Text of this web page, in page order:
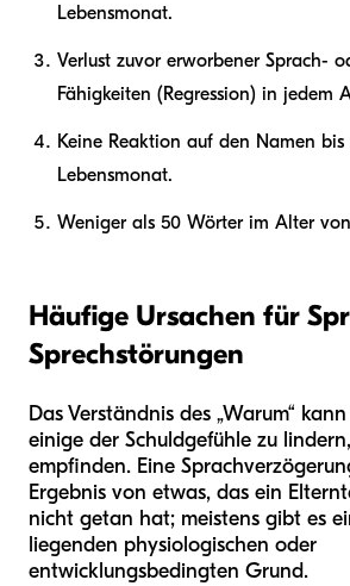
Lebensmonat.
Verlust zuvor erworbener Sprach-
Fähigkeiten (Regression) in jedem
Keine Reaktion auf den Namen bis
Lebensmonat.
Weniger als 50 Wörter im Alter
Häufige Ursachen für
Sprechstörungen
Das Verständnis des „Warum“
einige der Schuldgefühle zu
empfinden. Eine
Ergebnis von etwas, das ein
nicht getan hat; meistens gibt es
liegenden physiologischen oder
entwicklungsbedingten Grund.